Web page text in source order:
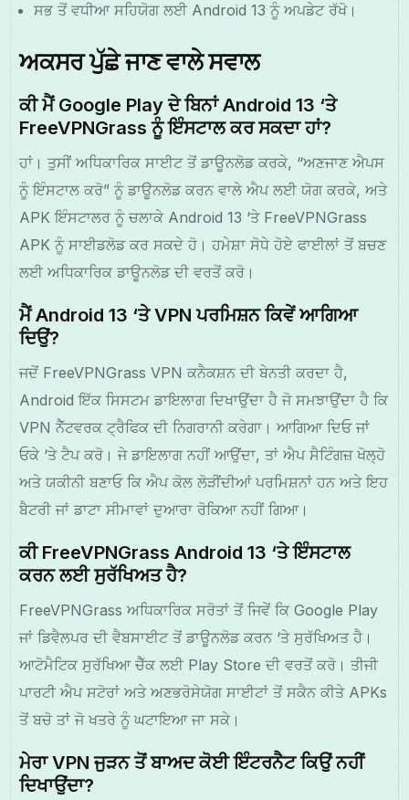
ਸਭ ਤੋਂ ਵਧੀਆ ਸਹਿਯੋਗ ਲਈ Android 13 ਨੂੰ ਅਪਡੇਟ ਰੱਖੋ।
ਅਕਸਰ ਪੁੱਛੇ ਜਾਣ ਵਾਲੇ ਸਵਾਲ
ਕੀ ਮੈਂ Google Play ਦੇ ਬਿਨਾਂ Android 13 ‘ਤੇ
FreeVPNGrass ਨੂੰ ਇੰਸਟਾਲ ਕਰ ਸਕਦਾ ਹਾਂ?
ਹਾਂ। ਤੁਸੀਂ ਅਧਿਕਾਰਿਕ ਸਾਈਟ ਤੋਂ ਡਾਊਨਲੋਡ ਕਰਕੇ, “ਅਣਜਾਣ ਐਪਸ
ਨੂੰ ਇੰਸਟਾਲ ਕਰੋ” ਨੂੰ ਡਾਊਨਲੋਡ ਕਰਨ ਵਾਲੇ ਐਪ ਲਈ ਯੋਗ ਕਰਕੇ, ਅਤੇ
APK ਇੰਸਟਾਲਰ ਨੂੰ ਚਲਾਕੇ Android 13 ‘ਤੇ FreeVPNGrass
APK ਨੂੰ ਸਾਈਡਲੋਡ ਕਰ ਸਕਦੇ ਹੋ। ਹਮੇਸ਼ਾ ਸੋਧੇ ਹੋਏ ਫਾਈਲਾਂ ਤੋਂ ਬਚਣ
ਲਈ ਅਧਿਕਾਰਿਕ ਡਾਊਨਲੋਡ ਦੀ ਵਰਤੋਂ ਕਰੋ।
ਮੈਂ Android 13 ‘ਤੇ VPN ਪਰਮਿਸ਼ਨ ਕਿਵੇਂ ਆਗਿਆ
ਦਿਉਂ?
ਜਦੋਂ FreeVPNGrass VPN ਕਨੈਕਸ਼ਨ ਦੀ ਬੇਨਤੀ ਕਰਦਾ ਹੈ,
Android ਇੱਕ ਸਿਸਟਮ ਡਾਇਲਾਗ ਦਿਖਾਉਂਦਾ ਹੈ ਜੋ ਸਮਝਾਉਂਦਾ ਹੈ ਕਿ
VPN ਨੈੱਟਵਰਕ ਟ੍ਰੈਫਿਕ ਦੀ ਨਿਗਰਾਨੀ ਕਰੇਗਾ। ਆਗਿਆ ਦਿਓ ਜਾਂ
ਓਕੇ ‘ਤੇ ਟੈਪ ਕਰੋ। ਜੇ ਡਾਇਲਾਗ ਨਹੀਂ ਆਉਂਦਾ, ਤਾਂ ਐਪ ਸੈਟਿੰਗਜ਼ ਖੋਲ੍ਹੋ
ਅਤੇ ਯਕੀਨੀ ਬਣਾਓ ਕਿ ਐਪ ਕੋਲ ਲੋੜੀਂਦੀਆਂ ਪਰਮਿਸ਼ਨਾਂ ਹਨ ਅਤੇ ਇਹ
ਬੈਟਰੀ ਜਾਂ ਡਾਟਾ ਸੀਮਾਵਾਂ ਦੁਆਰਾ ਰੋਕਿਆ ਨਹੀਂ ਗਿਆ।
ਕੀ FreeVPNGrass Android 13 ‘ਤੇ ਇੰਸਟਾਲ
ਕਰਨ ਲਈ ਸੁਰੱਖਿਅਤ ਹੈ?
FreeVPNGrass ਅਧਿਕਾਰਿਕ ਸਰੋਤਾਂ ਤੋਂ ਜਿਵੇਂ ਕਿ Google Play
ਜਾਂ ਡਿਵੈਲਪਰ ਦੀ ਵੈਬਸਾਈਟ ਤੋਂ ਡਾਊਨਲੋਡ ਕਰਨ ‘ਤੇ ਸੁਰੱਖਿਅਤ ਹੈ।
ਆਟੋਮੈਟਿਕ ਸੁਰੱਖਿਆ ਚੈੱਕ ਲਈ Play Store ਦੀ ਵਰਤੋਂ ਕਰੋ। ਤੀਜੀ
ਪਾਰਟੀ ਐਪ ਸਟੋਰਾਂ ਅਤੇ ਅਣਭਰੋਸੇਯੋਗ ਸਾਈਟਾਂ ਤੋਂ ਸਕੈਨ ਕੀਤੇ APKs
ਤੋਂ ਬਚੋ ਤਾਂ ਜੋ ਖਤਰੇ ਨੂੰ ਘਟਾਇਆ ਜਾ ਸਕੇ।
ਮੇਰਾ VPN ਜੁੜਨ ਤੋਂ ਬਾਅਦ ਕੋਈ ਇੰਟਰਨੈਟ ਕਿਉਂ ਨਹੀਂ
ਦਿਖਾਉਂਦਾ?